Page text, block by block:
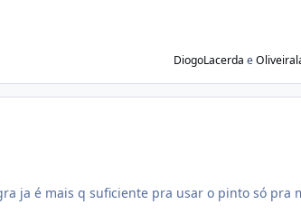
DiogoLacerda e
ja é mais q suficiente pra usar o pinto só pra